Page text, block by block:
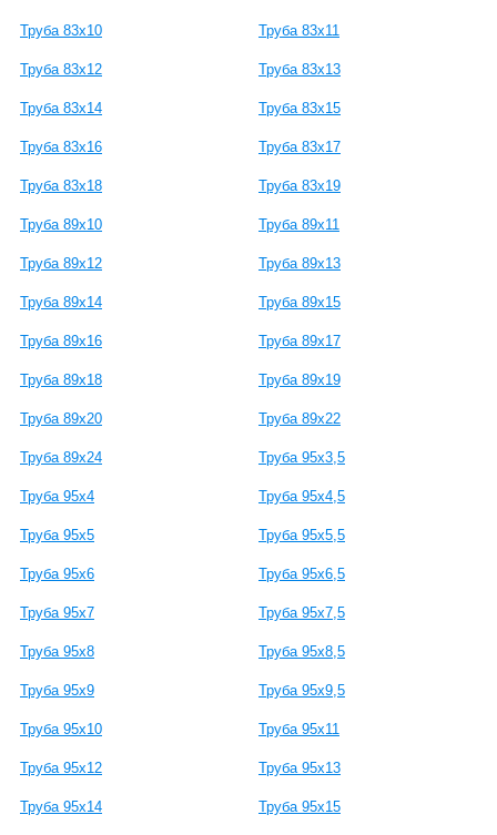
Труба 83x10 Труба 83x11
Труба 83x12 Труба 83x13
Труба 83x14 Труба 83x15
Труба 83x16 Труба 83x17
Труба 83x18 Труба 83x19
Труба 89x10 Труба 89x11
Труба 89x12 Труба 89x13
Труба 89x14 Труба 89x15
Труба 89x16 Труба 89x17
Труба 89x18 Труба 89x19
Труба 89x20 Труба 89x22
Труба 89x24 Труба 95x3,5
Труба 95x4 Труба 95x4,5
Труба 95x5 Труба 95x5,5
Труба 95x6 Труба 95x6,5
Труба 95x7 Труба 95x7,5
Труба 95x8 Труба 95x8,5
Труба 95x9 Труба 95x9,5
Труба 95x10 Труба 95x11
Труба 95x12 Труба 95x13
Труба 95x14 Труба 95x15